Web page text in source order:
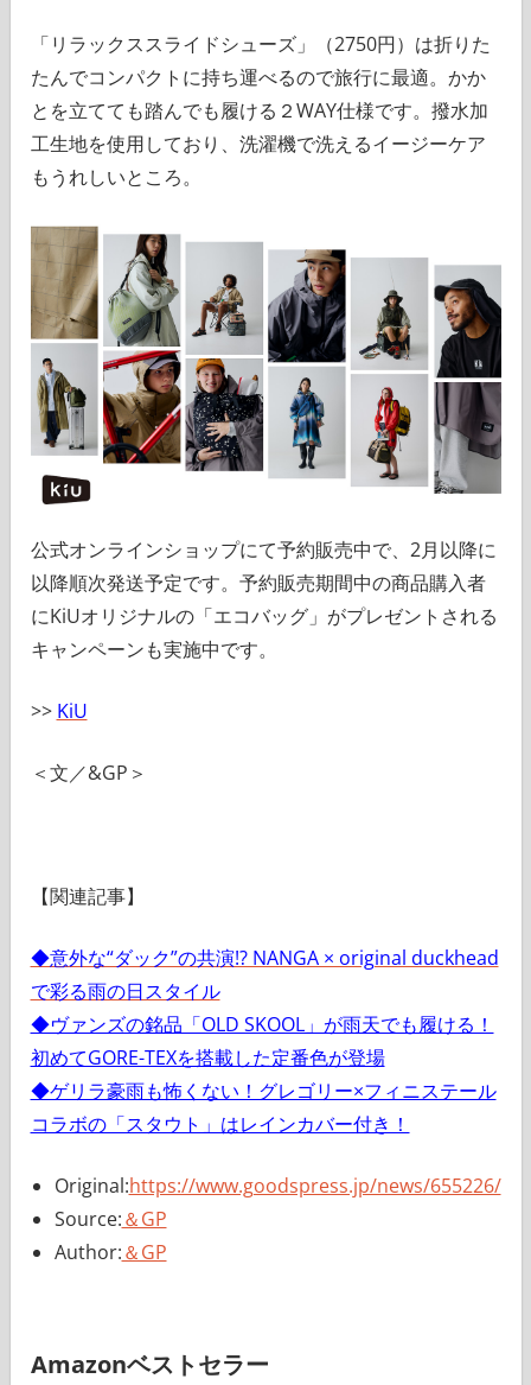
「リラックススライドシューズ」（2750円）は折りた
たんでコンパクトに持ち運べるので旅行に最適。かか
とを立てても踏んでも履ける２WAY仕様です。撥水加
工生地を使用しており、洗濯機で洗えるイージーケア
もうれしいところ。
公式オンラインショップにて予約販売中で、2月以降に
以降順次発送予定です。予約販売期間中の商品購入者
にKiUオリジナルの「エコバッグ」がプレゼントされる
キャンペーンも実施中です。
>> KiU
＜文／&GP＞
【関連記事】
◆意外な“ダック”の共演!? NANGA × original duckhead
で彩る雨の日スタイル
◆ヴァンズの銘品「OLD SKOOL」が雨天でも履ける！
初めてGORE-TEXを搭載した定番色が登場
◆ゲリラ豪雨も怖くない！グレゴリー×フィニステール
コラボの「スタウト」はレインカバー付き！
Original:https://www.goodspress.jp/news/655226/
Source:＆GP
Author:＆GP
Amazonベストセラー